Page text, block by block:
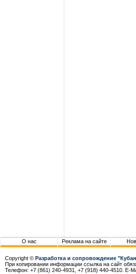
О нас Реклама на сайте
Copyright © Разработка и сопровождение
При копировании информации ссылка на сайт
Телефон: +7 (861) 240-4931, +7 (918) 440-4510. E-